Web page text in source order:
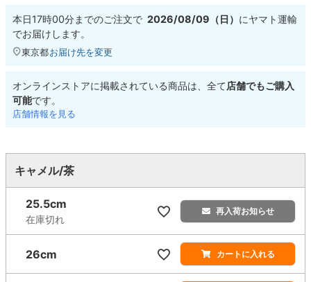
本日17時00分までのご注文で 2026/08/09（日） にヤマト運輸
でお届けします。
東京都お届け先を変更
オンラインストアに掲載されている商品は、全て店舗でもご購入
可能です。
店舗情報を見る
キャメル/茶
25.5cm
在庫切れ
再入荷お知らせ
26cm カートに入れる